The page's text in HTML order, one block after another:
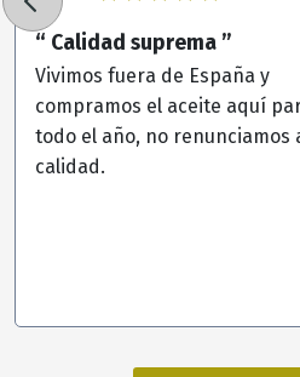
“ Calidad suprema ”
Vivimos fuera de España y
compramos el aceite aquí
todo el año, no renunciamos
calidad.